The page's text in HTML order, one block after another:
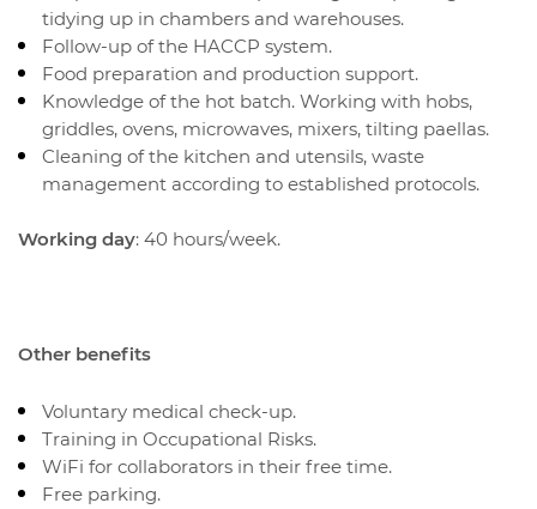
tidying up in chambers and warehouses.
Follow-up of the HACCP system.
Food preparation and production support.
Knowledge of the hot batch. Working with hobs,
griddles, ovens, microwaves, mixers, tilting paellas.
Cleaning of the kitchen and utensils, waste
management according to established protocols.
Working day: 40 hours/week.
Other benefits
Voluntary medical check-up.
Training in Occupational Risks.
WiFi for collaborators in their free time.
Free parking.